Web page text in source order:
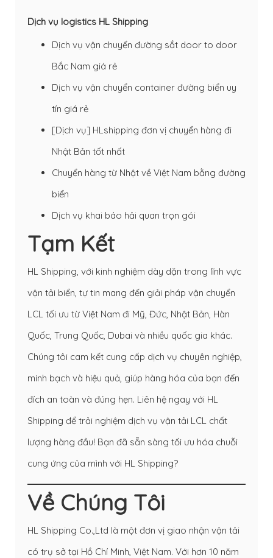
Dịch vụ logistics HL Shipping
Dịch vụ vận chuyển đường sắt door to door
Bắc Nam giá rẻ
Dịch vụ vận chuyển container đường biển uy
tín giá rẻ
[Dịch vụ] HLshipping đơn vị chuyển hàng đi
Nhật Bản tốt nhất
Chuyển hàng từ Nhật về Việt Nam bằng đường
biển
Dịch vụ khai báo hải quan trọn gói
Tạm Kết
HL Shipping, với kinh nghiệm dày dặn trong lĩnh vực
vận tải biển, tự tin mang đến giải pháp vận chuyển
LCL tối ưu từ Việt Nam đi Mỹ, Đức, Nhật Bản, Hàn
Quốc, Trung Quốc, Dubai và nhiều quốc gia khác.
Chúng tôi cam kết cung cấp dịch vụ chuyên nghiệp,
minh bạch và hiệu quả, giúp hàng hóa của bạn đến
đích an toàn và đúng hẹn. Liên hệ ngay với HL
Shipping để trải nghiệm dịch vụ vận tải LCL chất
lượng hàng đầu! Bạn đã sẵn sàng tối ưu hóa chuỗi
cung ứng của mình với HL Shipping?
Về Chúng Tôi
HL Shipping Co.,Ltd là một đơn vị giao nhận vận tải
có trụ sở tại Hồ Chí Minh, Việt Nam. Với hơn 10 năm